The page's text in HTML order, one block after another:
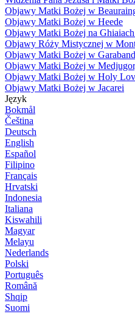
Objawy Matki Bożej w
Objawy Matki Bożej w Heede
Objawy Matki Bożej na
Objawy Róży Mistycznej w
Objawy Matki Bożej w
Objawy Matki Bożej w
Objawy Matki Bożej w Holy
Objawy Matki Bożej w Jacarei
Język
Bokmål
Čeština
Deutsch
English
Español
Filipino
Français
Hrvatski
Indonesia
Italiana
Kiswahili
Magyar
Melayu
Nederlands
Polski
Português
Română
Shqip
Suomi